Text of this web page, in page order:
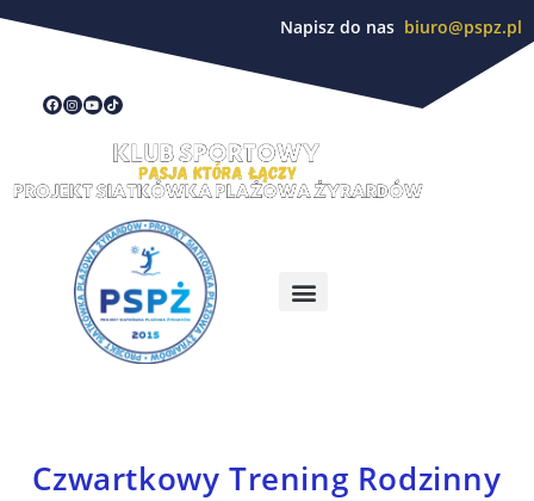
Napisz do nas biuro@pspz.pl
Czwartkowy Trening Rodzinny